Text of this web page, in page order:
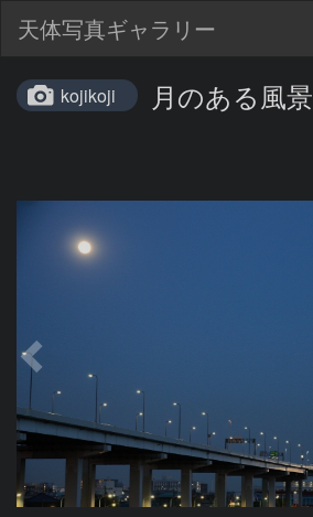
天体写真ギャラリー
kojikoji 月のある風景